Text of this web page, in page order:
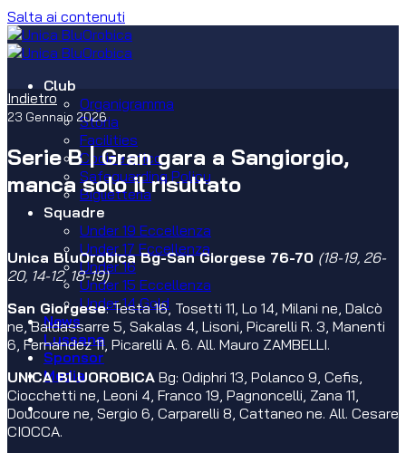
Salta ai contenuti
Club
Organigramma
Storia
Facilities
Codice etico
Safeguarding Policy
Biglietteria
Squadre
Under 19 Eccellenza
Under 17 Eccellenza
Under 16
Under 15 Eccellenza
Under 14 Gold
News
Lussana
Sponsor
Media
Indietro
23 Gennaio 2026
Serie B | Gran gara a Sangiorgio,
manca solo il risultato
Unica BluOrobica Bg-San Giorgese 76-70 (18-19, 26-
20, 14-12, 18-19)
San Giorgese: Testa 16, Tosetti 11, Lo 14, Milani ne, Dalcò
ne, Baldassarre 5, Sakalas 4, Lisoni, Picarelli R. 3, Manenti
6, Fernandez 11, Picarelli A. 6. All. Mauro ZAMBELLI.
UNICA BLUOROBICA Bg: Odiphri 13, Polanco 9, Cefis,
Ciocchetti ne, Leoni 4, Franco 19, Pagnoncelli, Zana 11,
Doucoure ne, Sergio 6, Carparelli 8, Cattaneo ne. All. Cesare
CIOCCA.